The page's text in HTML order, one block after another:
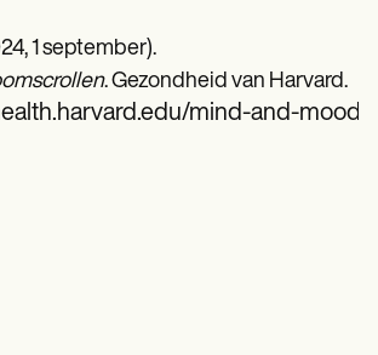
1 september).
. Gezondheid van Harvard.
mind-and-mood/